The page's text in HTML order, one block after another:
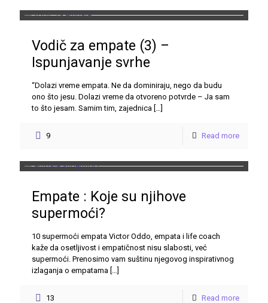
Vodič za empate (3) –
Ispunjavanje svrhe
“Dolazi vreme empata. Ne da dominiraju, nego da budu
ono što jesu. Dolazi vreme da otvoreno potvrde – Ja sam
to što jesam. Samim tim, zajednica […]
9 Read more
Empate : Koje su njihove
supermoći?
10 supermoći empata Victor Oddo, empata i life coach
kaže da osetljivost i empatičnost nisu slabosti, već
supermoći. Prenosimo vam suštinu njegovog inspirativnog
izlaganja o empatama […]
13 Read more